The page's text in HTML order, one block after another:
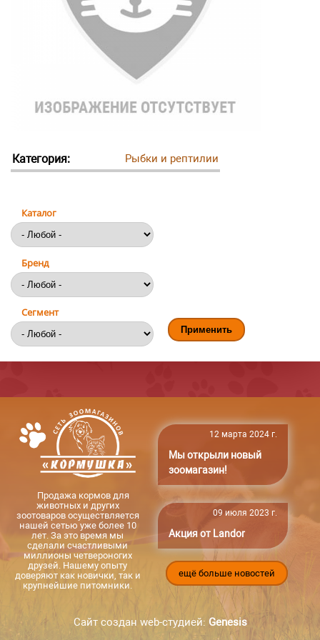
Категория: Рыбки и рептилии
Каталог
Бренд
Сегмент
Продажа кормов для
животных и других
зоотоваров осуществляется
нашей сетью уже более 10
лет. За это время мы
сделали счастливыми
миллионы четвероногих
друзей. Нашему опыту
доверяют как новички, так и
крупнейшие питомники.
12 марта 2024 г.
Мы открыли новый
зоомагазин!
09 июля 2023 г.
Акция от Landor
ещё больше новостей
Сайт создан web-студией: Genesis